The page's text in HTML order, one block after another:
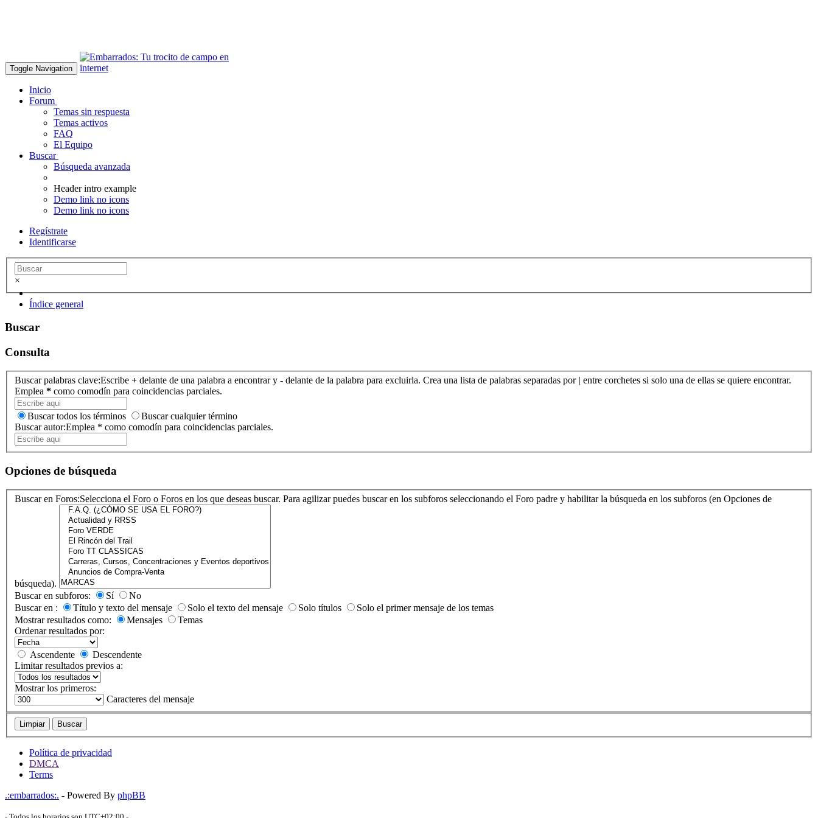
Toggle Navigation
Inicio
Forum
Temas sin respuesta
Temas activos
FAQ
El Equipo
Buscar
Búsqueda avanzada
Header intro example
Demo link no icons
Demo link no icons
Regístrate
Identificarse
×
Índice general
Buscar
Consulta
Buscar palabras clave:Escribe + delante de una palabra a encontrar y - delante de la palabra para excluirla. Crea una lista de palabras separadas por | entre corchetes si solo una de ellas se quiere encontrar.
Emplea * como comodín para coincidencias parciales.
Buscar todos los términos
Buscar cualquier término
Buscar autor:Emplea * como comodín para coincidencias parciales.
Opciones de búsqueda
Buscar en Foros:Selecciona el Foro o Foros en los que deseas buscar. Para agilizar puedes buscar en los subforos seleccionando el Foro padre y habilitar la búsqueda en los subforos (en Opciones de
búsqueda).
Buscar en subforos:
Sí
No
Buscar en :
Título y texto del mensaje Solo el texto del mensaje Solo títulos
Solo el primer mensaje de los temas
Mostrar resultados como:
Mensajes
Temas
Ordenar resultados por:
Ascendente
Descendente
Limitar resultados previos a:
Mostrar los primeros:
Caracteres del mensaje
Limpiar Buscar
Política de privacidad
DMCA
Terms
.:embarrados:. - Powered By phpBB